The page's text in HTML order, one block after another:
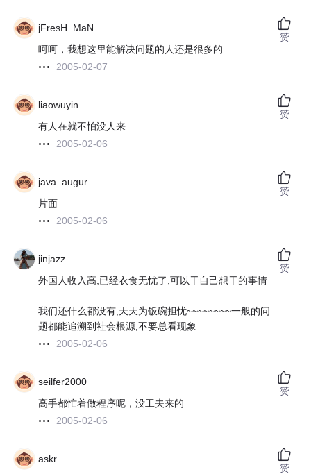
jFresH_MaN
呵呵，我想这里能解决问题的人还是很多的
2005-02-07
赞
liaowuyin
有人在就不怕没人来
2005-02-06
赞
java_augur
片面
2005-02-06
赞
jinjazz
外国人收入高,已经衣食无忧了,可以干自己想干的事情
我们还什么都没有,天天为饭碗担忧~~~~~~~~一般的问
题都能追溯到社会根源,不要总看现象
2005-02-06
赞
seilfer2000
高手都忙着做程序呢，没工夫来的
2005-02-06
赞
askr
赞